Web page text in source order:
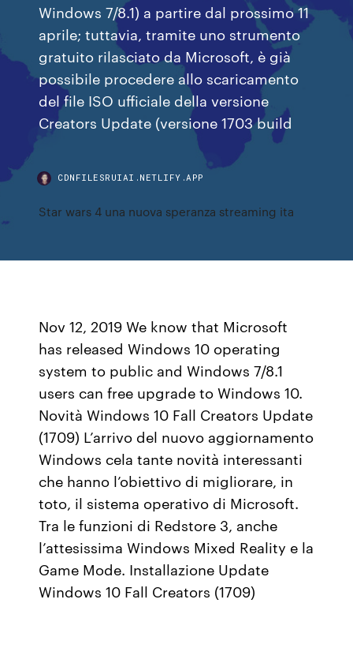
Windows 7/8.1) a partire dal prossimo 11
aprile; tuttavia, tramite uno strumento
gratuito rilasciato da Microsoft, è già
possibile procedere allo scaricamento
del file ISO ufficiale della versione
Creators Update (versione 1703 build
CDNFILESRUIAI.NETLIFY.APP
Star wars 4 una nuova speranza streaming ita
Nov 12, 2019 We know that Microsoft
has released Windows 10 operating
system to public and Windows 7/8.1
users can free upgrade to Windows 10.
Novità Windows 10 Fall Creators Update
(1709) L’arrivo del nuovo aggiornamento
Windows cela tante novità interessanti
che hanno l’obiettivo di migliorare, in
toto, il sistema operativo di Microsoft.
Tra le funzioni di Redstore 3, anche
l’attesissima Windows Mixed Reality e la
Game Mode. Installazione Update
Windows 10 Fall Creators (1709)